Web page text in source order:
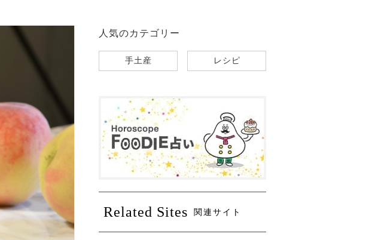
人気のカテゴリー
手土産 レシピ
Related Sites 関連サイト